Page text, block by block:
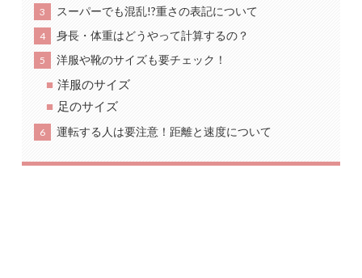
3 スーパーでも混乱!?重さの表記について
4 身長・体重はどうやって計算するの？
5 洋服や靴のサイズも要チェック！
洋服のサイズ
足のサイズ
6 運転する人は要注意！距離と速度について